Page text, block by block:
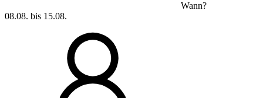
Wann?
08.08. bis 15.08.